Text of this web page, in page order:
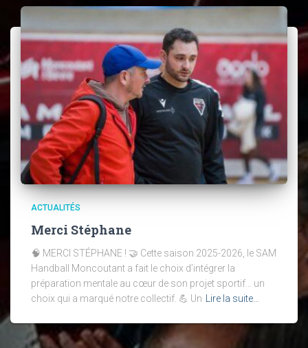
ACTUALITÉS
Merci Stéphane
🧠 MERCI STÉPHANE ! 🤝 Cette saison 2025-2026, le SAM
Handball Moncoutant a fait le choix d’intégrer la
préparation mentale au cœur de son projet sportif… un
choix qui a marqué notre collectif. 💪 Un
Lire la suite…